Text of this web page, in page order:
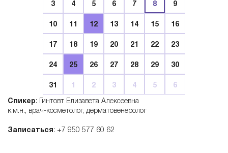
Спикер: Гинтовт Елизавета Алексеевна
к.м.н., врач-косметолог, дерматовенеролог
Записаться: +7 950 577 60 62
июнь 2026
июль 2026
август 2026
октябрь 2026
ноябрь 2026
декабрь 2026
январь 2027
3 4 5 6 7 8 9
10 11 12 13 14 15 16
17 18 19 20 21 22 23
24 25 26 27 28 29 30
31 1 2 3 4 5 6